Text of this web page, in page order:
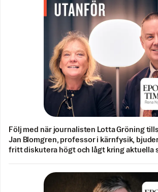
Följ med när journalisten Lotta Gröning
Jan Blomgren, professor i kärnfysik,
fritt diskutera högt och lågt kring aktuella